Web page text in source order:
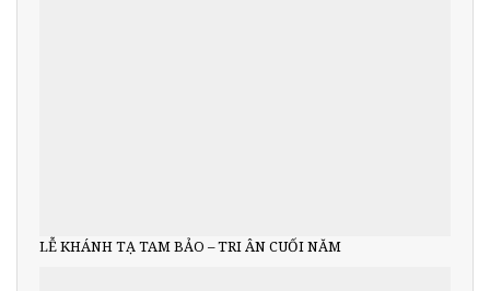
LỄ KHÁNH TẠ TAM BẢO – TRI ÂN CUỐI NĂM